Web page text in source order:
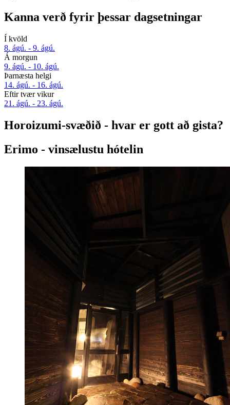
Kanna verð fyrir þessar dagsetningar
Í kvöld
8. ágú. - 9. ágú.
Á morgun
9. ágú. - 10. ágú.
Þarnæsta helgi
14. ágú. - 16. ágú.
Eftir tvær vikur
21. ágú. - 23. ágú.
Horoizumi-svæðið - hvar er gott að gista?
Erimo - vinsælustu hótelin